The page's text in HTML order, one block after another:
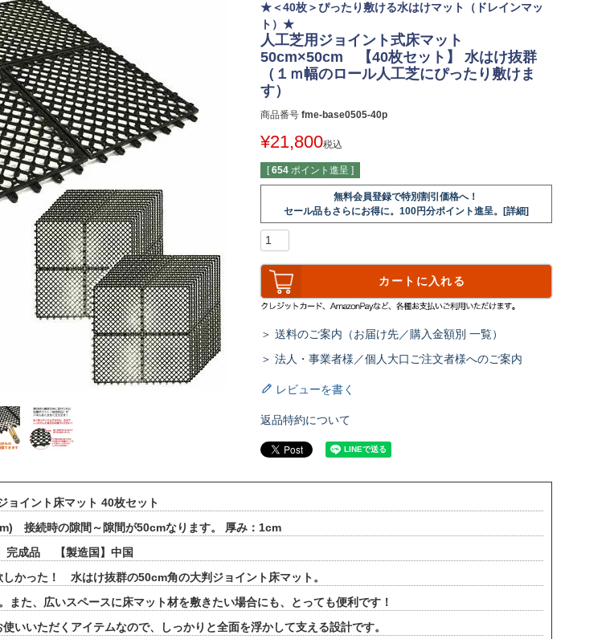
★＜40枚＞ぴったり敷ける水はけマット（ドレインマッ
ト）★
人工芝用ジョイント式床マット
50cm×50cm 【40枚セット】 水はけ抜群
（１ｍ幅のロール人工芝にぴったり敷けま
す）
商品番号 fme-base0505-40p
¥21,800税込
[ 654 ポイント進呈 ]
無料会員登録で特別割引価格へ！
セール品もさらにお得に。100円分ポイント進呈。[詳細]
カートに入れる
＞ 送料のご案内（お届け先／購入金額別 一覧）
＞ 法人・事業者様／個人大口ご注文者様へのご案内
レビューを書く
返品特約について
ント床マット 40枚セット
接続時の隙間～隙間が50cmなります。 厚み：1cm
完成品 【製造国】中国
かった！ 水はけ抜群の50cm角の大判ジョイント床マット。
また、広いスペースに床マット材を敷きたい場合にも、とっても便利です！
いいただくアイテムなので、しっかりと全面を浮かして支える設計です。